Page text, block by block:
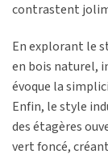
contrastent
En explorant le
en bois naturel,
évoque la
Enfin, le style
des étagères
vert foncé,